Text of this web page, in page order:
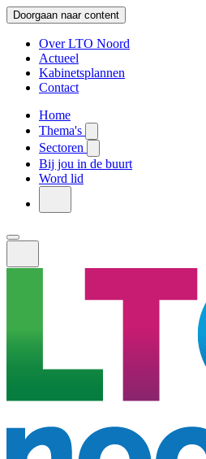
Doorgaan naar content
Over LTO Noord
Actueel
Kabinetsplannen
Contact
Home
Thema's
Sectoren
Bij jou in de buurt
Word lid